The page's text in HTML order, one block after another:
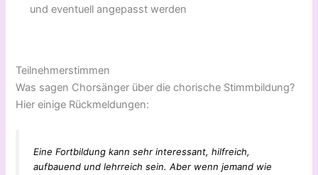
und eventuell angepasst werden
Teilnehmerstimmen
Was sagen Chorsänger über die chorische Stimmbildung?
Hier einige Rückmeldungen:
Eine Fortbildung kann sehr interessant, hilfreich,
aufbauend und lehrreich sein. Aber wenn jemand wie